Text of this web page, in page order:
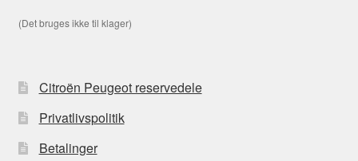
(Det bruges ikke til klager)
Citroën Peugeot reservedele
Privatlivspolitik
Betalinger